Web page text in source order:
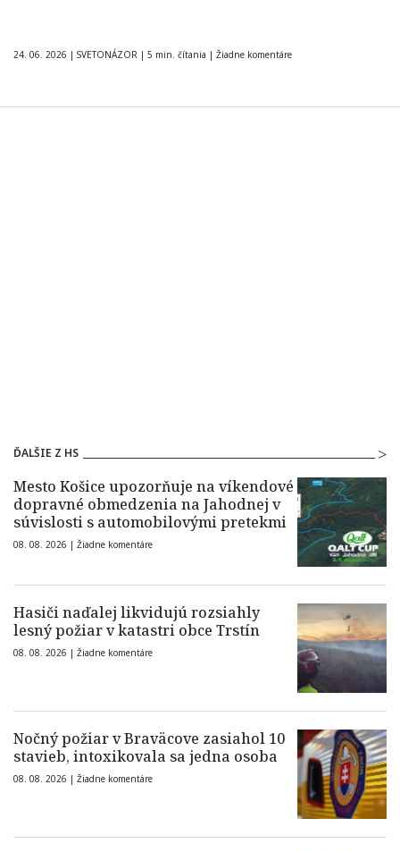
24. 06. 2026 | SVETONÁZOR | 5 min. čítania | Žiadne komentáre
ĎALŠIE Z HS
Mesto Košice upozorňuje na víkendové
dopravné obmedzenia na Jahodnej v
súvislosti s automobilovými pretekmi
08. 08. 2026 | Žiadne komentáre
Hasiči naďalej likvidujú rozsiahly
lesný požiar v katastri obce Trstín
08. 08. 2026 | Žiadne komentáre
Nočný požiar v Braväcove zasiahol 10
stavieb, intoxikovala sa jedna osoba
08. 08. 2026 | Žiadne komentáre